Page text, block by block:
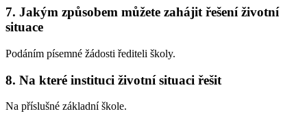
7. Jakým způsobem můžete zahájit řešení životní
situace
Podáním písemné žádosti řediteli školy.
8. Na které instituci životní situaci řešit
Na příslušné základní škole.